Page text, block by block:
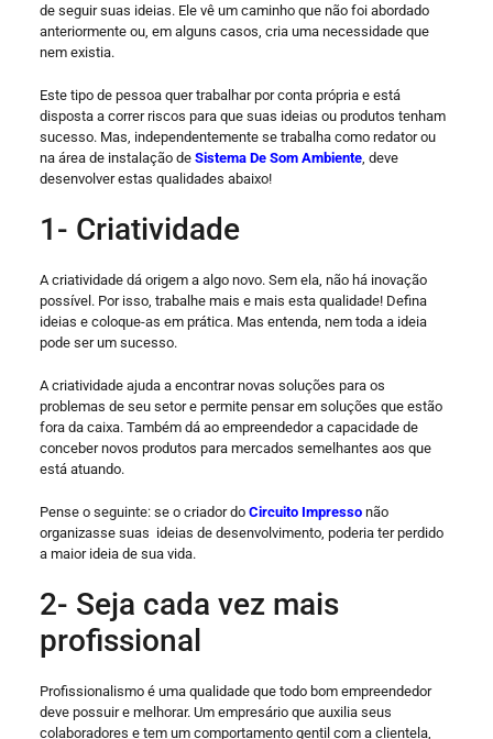
de seguir suas ideias. Ele vê um caminho que não foi abordado
anteriormente ou, em alguns casos, cria uma necessidade que
nem existia.
Este tipo de pessoa quer trabalhar por conta própria e está
disposta a correr riscos para que suas ideias ou produtos tenham
sucesso. Mas, independentemente se trabalha como redator ou
na área de instalação de Sistema De Som Ambiente, deve
desenvolver estas qualidades abaixo!
1- Criatividade
A criatividade dá origem a algo novo. Sem ela, não há inovação
possível. Por isso, trabalhe mais e mais esta qualidade! Defina
ideias e coloque-as em prática. Mas entenda, nem toda a ideia
pode ser um sucesso.
A criatividade ajuda a encontrar novas soluções para os
problemas de seu setor e permite pensar em soluções que estão
fora da caixa. Também dá ao empreendedor a capacidade de
conceber novos produtos para mercados semelhantes aos que
está atuando.
Pense o seguinte: se o criador do Circuito Impressonão
organizasse suas ideias de desenvolvimento, poderia ter perdido
a maior ideia de sua vida.
2- Seja cada vez mais
profissional
Profissionalismo é uma qualidade que todo bom empreendedor
deve possuir e melhorar. Um empresário que auxilia seus
colaboradores e tem um comportamento gentil com a clientela,